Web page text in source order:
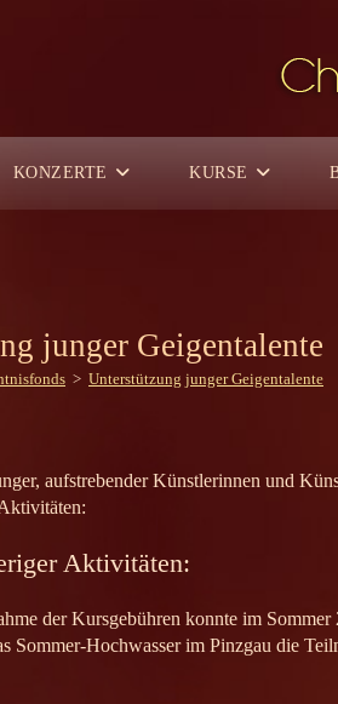
KONZERTE KURSE
junger Geigentalente
> Unterstützung junger Geigentalente
aufstrebender Künstlerinnen und
Aktivitäten:
der Kursgebühren konnte im
Sommer-Hochwasser im Pinzgau die